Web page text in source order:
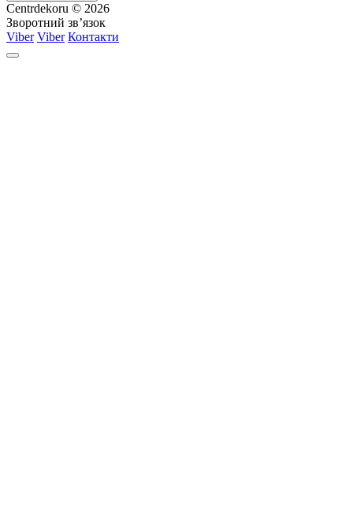
Centrdekoru © 2026
Зворотний зв’язок
Viber Viber Контакти